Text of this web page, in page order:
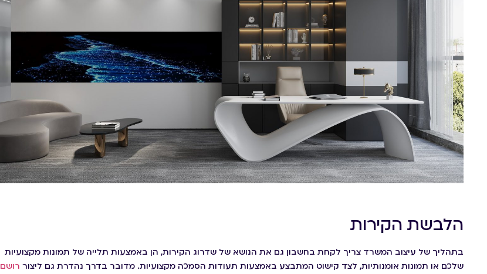
הלבשת הקירות
בתהליך של עיצוב המשרד צריך לקחת בחשבון גם את הנושא של שדרוג הקירות, הן באמצעות תלייה של תמונות מקצועיות
שלכם או תמונות אומנותיות, לצד קישוט המתבצע באמצעות תעודות הסמכה מקצועיות. מדובר בדרך נהדרת גם ליצור רושם